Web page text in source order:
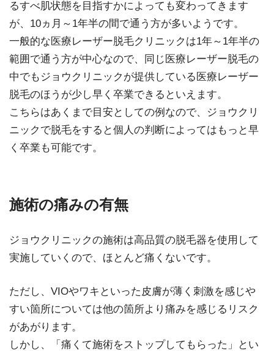
るすべ肌状態を目指すかによっても変わってきます
が、10ヵ月～1年半の間で通う方が多いようです。
一般的な医療レーザー脱毛クリニックは1年～1年半の
範囲で通う方が中心なので、同じ医療レーザー脱毛の
中でもジョウクリニックが提供している医療レーザー
脱毛のほうが少し早く卒業できるといえます。
こちらはあくまで目安としての例なので、ジョウクリ
ニックで脱毛をすると個人の判断によってはもっと早
く卒業も可能です。
施術の痛みの有無
ジョウクリニックの施術は高品質の脱毛器を使用して
実施していくので、ほとんど痛くないです。
ただし、VIOやワキといった皮膚が薄く刺激を感じや
すい箇所については他の箇所より痛みを感じるリスク
があがります。
しかし、「痛くて施術をストップしてもらった」とい